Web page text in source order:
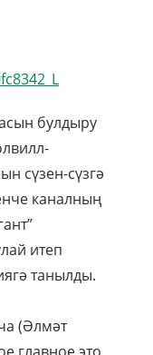
булдыру
сүзен-сүзгә
каналның
итеп
танылды.
(Әлмәт